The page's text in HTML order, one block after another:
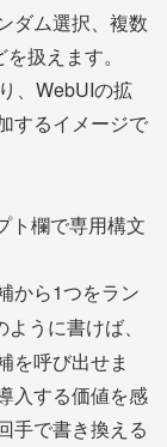
ダム選択、複数
扱えます。
、WebUIの拡
するイメージで
ト欄で専用構文
から1つをラン
ように書けば、
を呼び出せま
入する価値を感
手で書き換える